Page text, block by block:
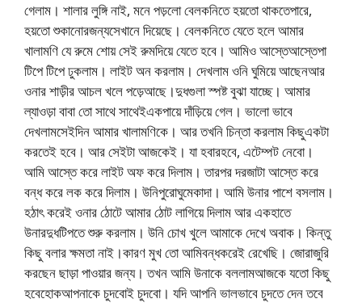
গেলাম। শালার লুঙ্গি নাই, মনে পড়লো বেলকনিতে হয়তো থাকতেপারে,
হয়তো শুকানোরজন্যসেখানে দিয়েছে। বেলকনিতে যেতে হলে আমার
খালামণি যে রুমে শোয় সেই রুমদিয়ে যেতে হবে। আমিও আস্তেআস্তেপা
টিপে টিপে ঢুকলাম। লাইট অন করলাম। দেখলাম ওনি ঘুমিয়ে আছেনআর
ওনার শাড়ীর আচল খলে পড়েআছে।দুধগুলা স্পষ্ট বুঝা যাচ্ছে। আমার
ল্যাওড়া বাবা তো সাথে সাথেইএকপায়ে দাঁড়িয়ে গেল। ভালো ভাবে
দেখলামসেইদিন আমার খালামণিকে। আর তখনি চিন্তা করলাম কিছুএকটা
করতেই হবে। আর সেইটা আজকেই। যা হবারহবে, এটেম্পট নেবো।
আমি আস্তে করে লাইট অফ করে দিলাম। তারপর দরজাটা আস্তে করে
বন্ধ করে লক করে দিলাম। উনিপুরোঘুমেকাদা। আমি উনার পাশে বসলাম।
হঠাৎ করেই ওনার ঠোটে আমার ঠোট লাগিয়ে দিলাম আর একহাতে
উনারদুধটিপতে শুরু করলাম। উনি চোখ খুলে আমাকে দেখে অবাক। কিন্তু
কিছু বলার ক্ষমতা নাই।কারণ মুখ তো আমিবন্ধকরেই রেখেছি। জোরাজুরি
করছেন ছাড়া পাওয়ার জন্য। তখন আমি উনাকে বললামআজকে যতো কিছু
হবেহোকআপনাকে চুদবোই চুদবো। যদি আপনি ভালভাবে চুদতে দেন তবে